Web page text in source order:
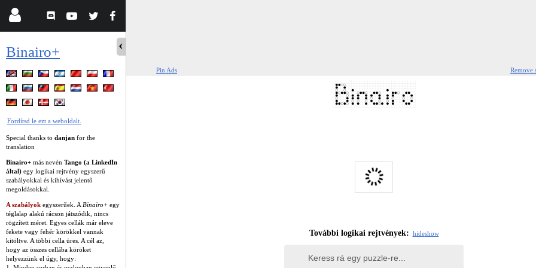
Binairo+
Fordítsd le ezt a weboldalt.
Special thanks to danjan for the
translation
Binairo+ más nevén Tango (a LinkedIn
által) egy logikai rejtvény egyszerű
szabályokkal és kihívást jelentő
megoldásokkal.
A szabályok egyszerűek. A Binairo+ egy
téglalap alakú rácson játszódik, nincs
rögzített méret. Egyes cellák már eleve
fekete vagy fehér körökkel vannak
kitöltve. A többi cella üres. A cél az,
hogy az összes cellába köröket
helyezzünk el úgy, hogy:
Pin Ads Remove
További logikai rejtvények: hideshow